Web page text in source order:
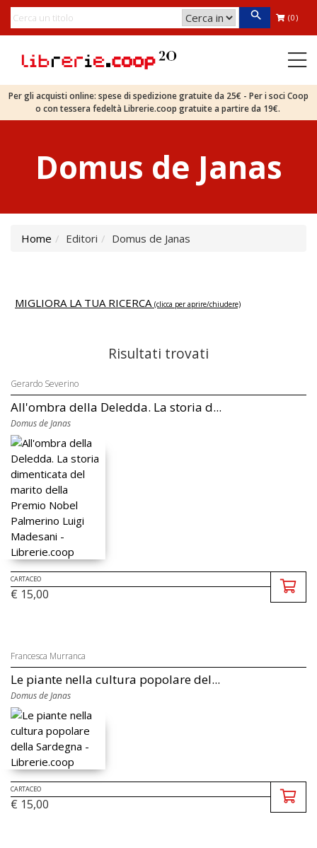
(0)
Per gli acquisti online: spese di spedizione gratuite da 25€ - Per i soci Coop
o con tessera fedeltà Librerie.coop gratuite a partire da 19€.
Domus de Janas
Home Editori Domus de Janas
MIGLIORA LA TUA RICERCA (clicca per aprire/chiudere)
Risultati trovati
Gerardo Severino
All'ombra della Deledda. La storia d...
Domus de Janas
CARTACEO
€ 15,00
Francesca Murranca
Le piante nella cultura popolare del...
Domus de Janas
CARTACEO
€ 15,00